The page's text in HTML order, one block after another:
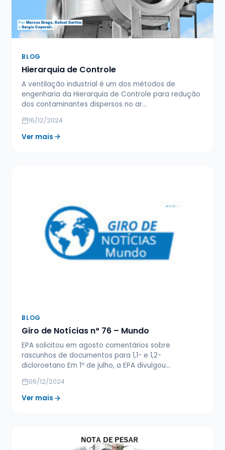
BLOG
Hierarquia de Controle
A ventilação industrial é um dos métodos de
engenharia da Hierarquia de Controle para redução
dos contaminantes dispersos no ar…
16/12/2024
Ver mais
BLOG
Giro de Notícias n° 76 – Mundo
EPA solicitou em agosto comentários sobre
rascunhos de documentos para 1,1- e 1,2-
dicloroetano Em 1º de julho, a EPA divulgou…
06/12/2024
Ver mais